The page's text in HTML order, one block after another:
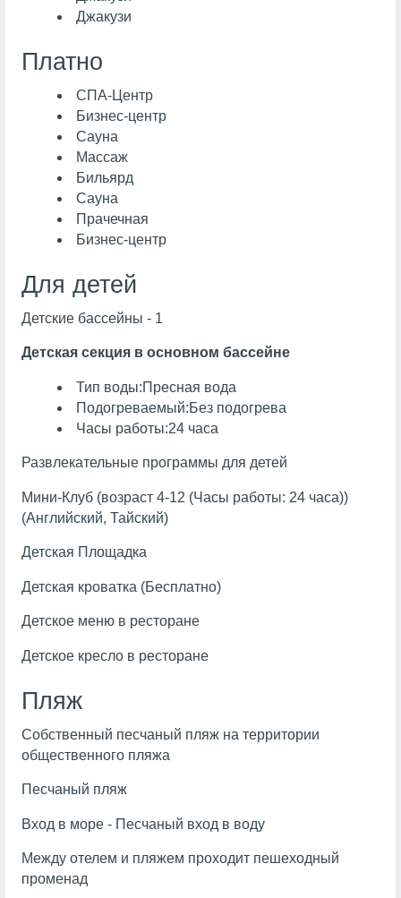
Джакузи
Платно
СПА-Центр
Бизнес-центр
Сауна
Массаж
Бильярд
Сауна
Прачечная
Бизнес-центр
Для детей
Детские бассейны - 1
Детская секция в основном бассейне
Тип воды:Пресная вода
Подогреваемый:Без подогрева
Часы работы:24 часа
Развлекательные программы для детей
Мини-Клуб (возраст 4-12 (Часы работы: 24 часа))
(Английский, Тайский)
Детская Площадка
Детская кроватка (Бесплатно)
Детское меню в ресторане
Детское кресло в ресторане
Пляж
Собственный песчаный пляж на территории
общественного пляжа
Песчаный пляж
Вход в море - Песчаный вход в воду
Между отелем и пляжем проходит пешеходный
променад